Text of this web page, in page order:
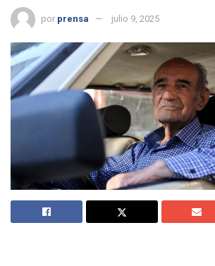
por prensa julio 9, 2025